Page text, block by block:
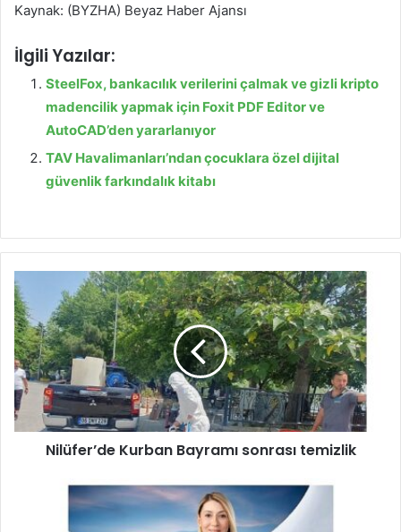
Kaynak: (BYZHA) Beyaz Haber Ajansı
İlgili Yazılar:
SteelFox, bankacılık verilerini çalmak ve gizli kripto
madencilik yapmak için Foxit PDF Editor ve
AutoCAD’den yararlanıyor
TAV Havalimanları’ndan çocuklara özel dijital
güvenlik farkındalık kitabı
N
i
l
ü
f
e
r
’
d
Nilüfer’de Kurban Bayramı sonrası temizlik